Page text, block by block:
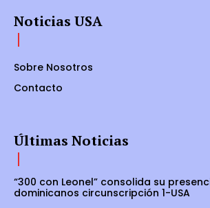
Noticias USA
Sobre Nosotros
Contacto
Últimas Noticias
“300 con Leonel” consolida su
dominicanos circunscripción 1-USA